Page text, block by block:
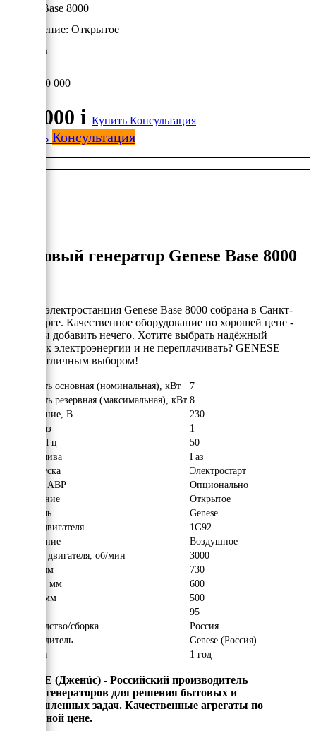
Genese Base 8000
Исполнение: Открытое
7 кВт/Газ
130 000
130 000 i Купить Консультация
Купить Консультация
Газовый генератор Genese Base 8000
Газовая электростанция Genese Base 8000 собрана в Санкт-
Петербурге. Качественное оборудование по хорошей цене -
больше и добавить нечего. Хотите выбрать надёжный
источник электроэнергии и не переплачивать? GENESE
станет отличным выбором!
Мощность основная (номинальная), кВт
7
Мощность резервная (максимальная), кВт 8
Напряжение, В
230
Число фаз
1
Частота, Гц
50
Вид топлива
Газ
Тип запуска
Электростарт
Наличие АВР
Опционально
Исполнение
Открытое
Двигатель
Genese
Модель двигателя
1G92
Охлаждение
Воздушное
Обороты двигателя, об/мин
3000
Длина, мм
730
Ширина, мм
600
Высота, мм
500
95
Производство/сборка
Россия
Производитель
Genese (Россия)
Гарантия
1 год
GENESE (Дженúс) - Российский производитель
электрогенераторов для решения бытовых и
промышленных задач. Качественные агрегаты по
адекватной цене.